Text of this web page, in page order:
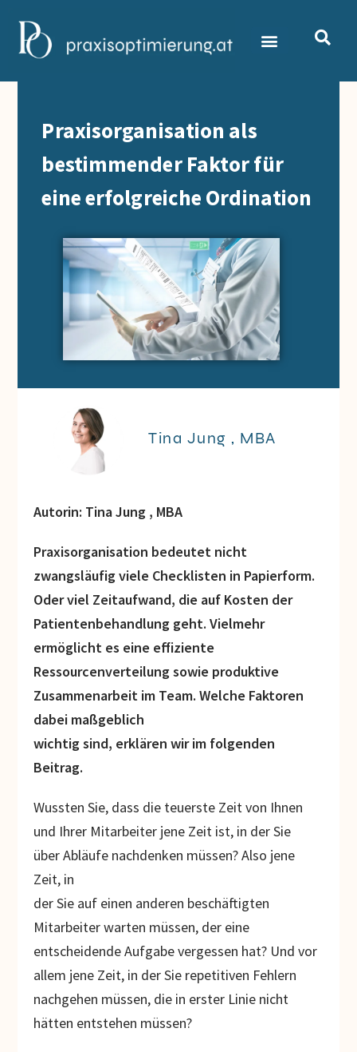
Praxisorganisation als
bestimmender Faktor für
eine erfolgreiche Ordination
Tina Jung , MBA
Autorin: Tina Jung , MBA
Praxisorganisation bedeutet nicht
zwangsläufig viele Checklisten in Papierform.
Oder viel Zeitaufwand, die auf Kosten der
Patientenbehandlung geht.Vielmehr
ermöglicht es eine effiziente
Ressourcenverteilung sowie produktive
Zusammenarbeit im Team. Welche Faktoren
dabei maßgeblich
wichtig sind, erklären wir im folgenden
Beitrag.
Wussten Sie, dass die teuerste Zeit von Ihnen
und Ihrer Mitarbeiter jene Zeit ist, in der Sie
über Abläufe nachdenken müssen? Also jene
Zeit, in
der Sie auf einen anderen beschäftigten
Mitarbeiter warten müssen, der eine
entscheidende Aufgabe vergessen hat? Und vor
allem jene Zeit, in der Sie repetitiven Fehlern
nachgehen müssen, die in erster Linie nicht
hätten entstehen müssen?